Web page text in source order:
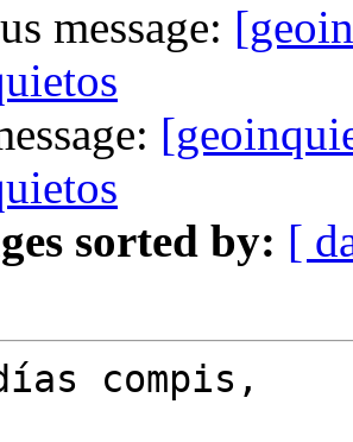
message:
sorted by: [
compis,